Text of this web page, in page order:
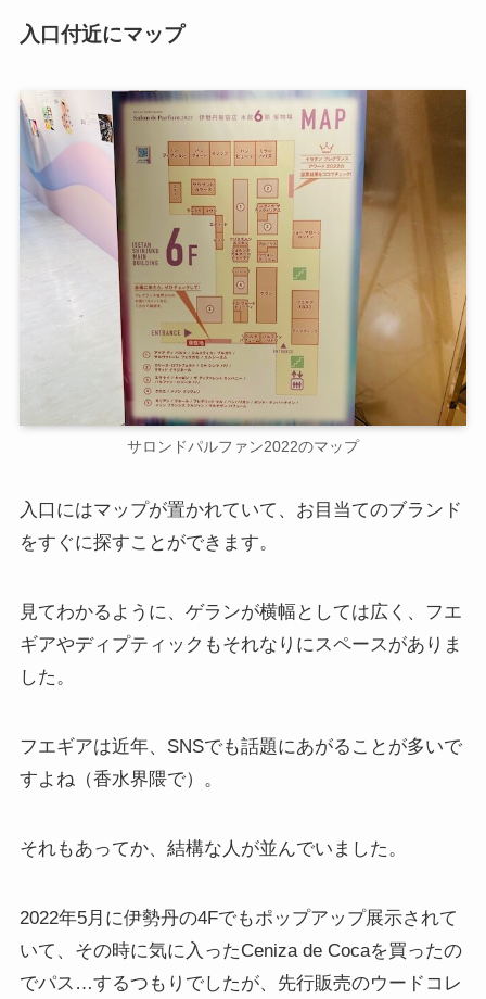
入口付近にマップ
サロンドパルファン2022のマップ
入口にはマップが置かれていて、お目当てのブランド
をすぐに探すことができます。
見てわかるように、ゲランが横幅としては広く、フエ
ギアやディプティックもそれなりにスペースがありま
した。
フエギアは近年、SNSでも話題にあがることが多いで
すよね（香水界隈で）。
それもあってか、結構な人が並んでいました。
2022年5月に伊勢丹の4Fでもポップアップ展示されて
いて、その時に気に入ったCeniza de Cocaを買ったの
でパス…するつもりでしたが、先行販売のウードコレ